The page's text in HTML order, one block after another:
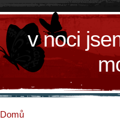
v noci
Domů